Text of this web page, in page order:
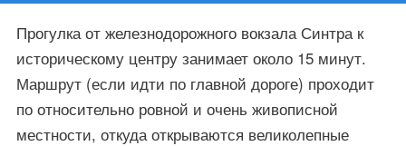
Прогулка от железнодорожного вокзала Синтра к
историческому центру занимает около 15 минут.
Маршрут (если идти по главной дороге) проходит
по относительно ровной и очень живописной
местности, откуда открываются великолепные